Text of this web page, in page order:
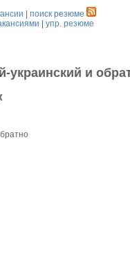
поиск резюме
|упр. резюме
украинский и